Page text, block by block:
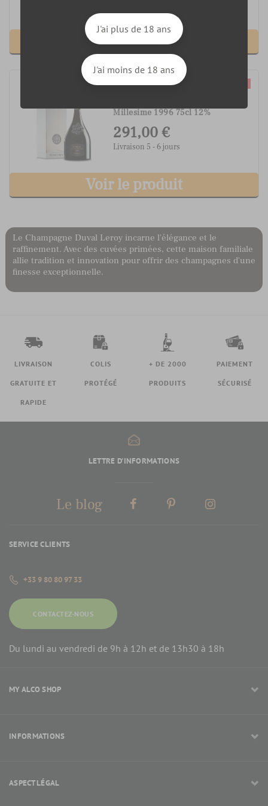
Voir le produit
Millesime 1996 75cl 12%
291,00 €
Livraison 5 - 6 jours
Voir le produit
Le Champagne Duval Leroy incarne l'élégance et le
raffinement. Avec des cuvées primées, cette maison familiale
allie tradition et innovation pour offrir des champagnes d'une
finesse exceptionnelle.
LIVRAISON
GRATUITE ET
RAPIDE
COLIS
PROTÉGÉ
+ DE 2000
PRODUITS
PAIEMENT
SÉCURISÉ
LETTRE D'INFORMATIONS
Le blog
J'ai plus de 18 ans
J'ai moins de 18 ans
SERVICE CLIENTS
+33 9 80 80 97 33
CONTACTEZ-NOUS
Du lundi au vendredi de 9h à 12h et de 13h30 à 18h
MY ALCO SHOP
INFORMATIONS
ASPECT LÉGAL